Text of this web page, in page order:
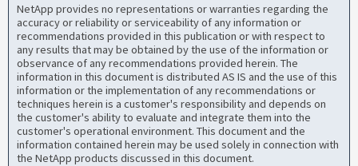
NetApp provides no representations or warranties regarding the
accuracy or reliability or serviceability of any information or
recommendations provided in this publication or with respect to
any results that may be obtained by the use of the information or
observance of any recommendations provided herein. The
information in this document is distributed AS IS and the use of this
information or the implementation of any recommendations or
techniques herein is a customer's responsibility and depends on
the customer's ability to evaluate and integrate them into the
customer's operational environment. This document and the
information contained herein may be used solely in connection with
the NetApp products discussed in this document.